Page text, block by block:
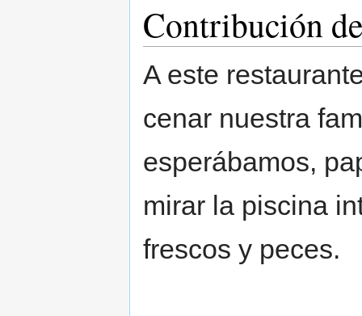
Contribución
A este
cenar nuestra
esperábamos,
mirar la piscina
frescos y peces.